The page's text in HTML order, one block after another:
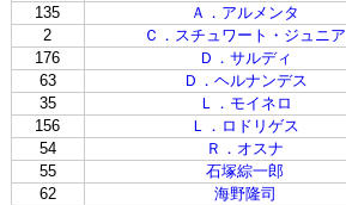
135
Ａ．アルメンタ
2
Ｃ．スチュワート・ジュニア
176
Ｄ．サルディ
63
Ｄ．ヘルナンデス
35
Ｌ．モイネロ
156
Ｌ．ロドリゲス
54
Ｒ．オスナ
55
石塚綜一郎
62
海野隆司